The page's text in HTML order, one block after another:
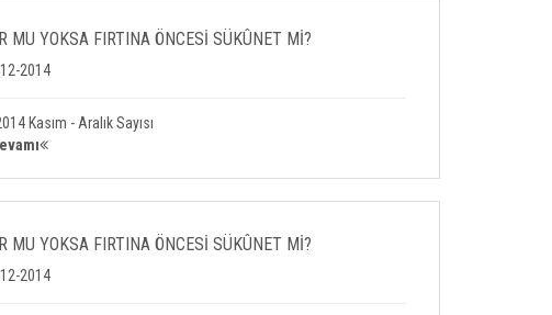
MU YOKSA FIRTINA ÖNCESİ SÜKÛNET Mİ?
2014
Kasım - Aralık Sayısı
MU YOKSA FIRTINA ÖNCESİ SÜKÛNET Mİ?
2014